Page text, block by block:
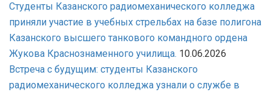
Студенты Казанского радиомеханического колледжа
приняли участие в учебных стрельбах на базе полигона
Казанского высшего танкового командного ордена
Жукова Краснознаменного училища. 10.06.2026
Встреча с будущим: студенты Казанского
радиомеханического колледжа узнали о службе в